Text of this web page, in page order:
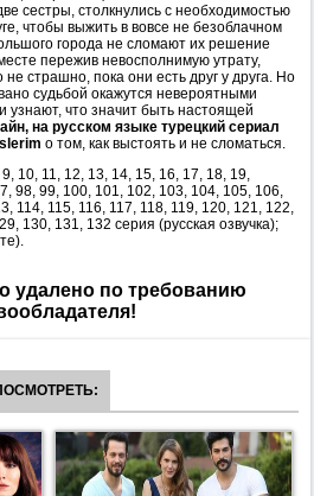
сестры, столкнулись с необходимостью
чтобы выжить в вовсе не безоблачном
города не сломают их решение
пережив невосполнимую утрату,
страшно, пока они есть друг у друга. Но
судьбой окажутся невероятными
узнают, что значит быть настоящей
на русском языке турецкий сериал
о том, как выстоять и не сломаться.
10, 11, 12, 13, 14, 15, 16, 17, 18, 19,
98, 99, 100, 101, 102, 103, 104, 105, 106,
114, 115, 116, 117, 118, 119, 120, 121, 122,
130, 131, 132 серия (русская озвучка);
удалено по требованию